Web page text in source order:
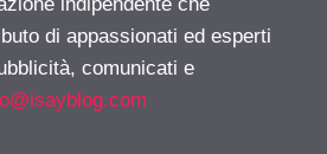
di appassionati ed esperti
comunicati e